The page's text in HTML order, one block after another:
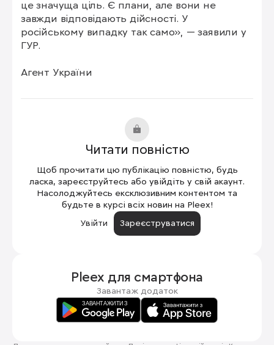
це значуща ціль. Є плани, але вони не
завжди відповідають дійсності. У
російському випадку так само», — заявили у
ГУР.
Агент України
Читати повністю
Щоб прочитати цю публікацію повністю, будь
ласка, зареєструйтесь або увійдіть у свій акаунт.
Насолоджуйтесь ексклюзивним контентом та
будьте в курсі всіх новин на Pleex!
Увійти
Зареєструватися
Pleex для смартфона
Завантаж додаток